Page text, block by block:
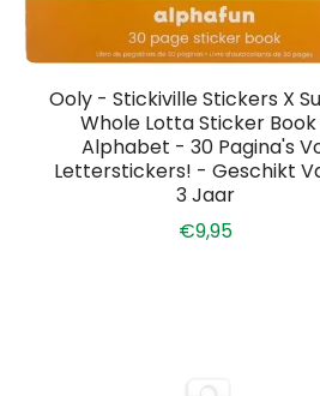
Ooly - Stickiville Stickers X
Whole Lotta Sticker
Alphabet - 30 Pagina's
Letterstickers! - Geschikt
3 Jaar
€9,95